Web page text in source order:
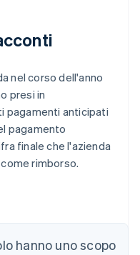
nel corso dell'anno
presi in
pagamenti anticipati
pagamento
finale che l'azienda
rimborso.
hanno uno scopo